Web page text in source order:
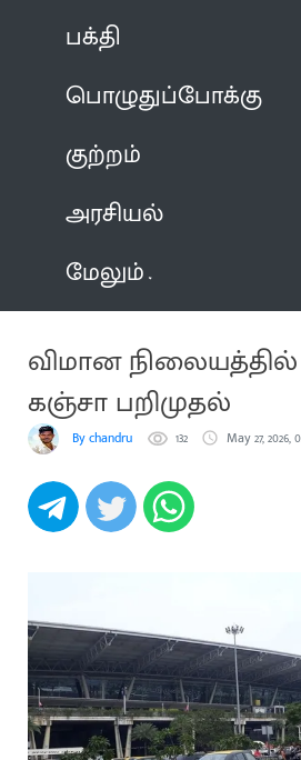
பக்தி
பொழுதுப்போக்கு
குற்றம்
அரசியல்
மேலும்
விமான
கஞ்சா பறிமுதல்
By chandru 132 May 27, 2026,